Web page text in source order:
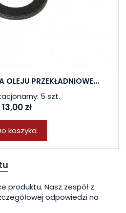
OLEJU PRZEKŁADNIOWE...
5 szt.
13,00 zł
koszyka
produktu. Nasz zespół z
odpowiedzi na